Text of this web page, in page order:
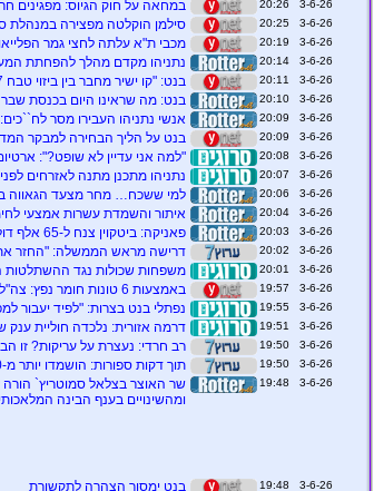
3-6-26 20:26 במחאה על חוק הגיוס: מפגינים
3-6-26 20:25 סילמן הוקלטה מפצירה במנהלת
3-6-26 20:19 מכבי ת"א עלתה לחצי גמר
3-6-26 20:14 נתניהו מקדם מהלך להפחתת המע``מ מ-18% ל-17% כבר
3-6-26 20:11 בנט: "קו ישיר מחבר בין ביזוי טבח 7 באוקטובר למה שראינו היום בכנסת"
3-6-26 20:10 בנט: מה שראינו היום בכנסת שבר
3-6-26 20:09 אנשי נתניהו העבירו מסר
3-6-26 20:09 בנט על הליך הבחירה למבקר
3-6-26 20:08 "למה אני עדיין לא שופט?":
3-6-26 20:07 נתניהו מתכנן מתנה לאזרחים
3-6-26 20:06 למי ששכח… מחר מצעד הגאווה
3-6-26 20:04 איתור והשמדת עשרות אמצעי לחימה:
3-6-26 20:03 פאניקה: ביטקוין צנח ל-65 אלף דולר, 1.8 מיליארד דולר נמחקו תוך שעות
3-6-26 20:02 דרישה מראש הממשלה: "החזר את
3-6-26 20:01 משפחות שכולות נגד ההשתלטות
3-6-26 19:57 באמצעות 6 טונות חומר נפץ: צה"ל השמיד יותר מ-20 תשתיות חיזבאללה בלבנון
3-6-26 19:55 נפתלי בנט בצרות: "לפיד יעבור
3-6-26 19:51 דרמה אזורית: נלכדה חוליית
3-6-26 19:50 רב חרדי: נעצרת על עריקות? זו
3-6-26 19:50 תוך דקות ספורות: הושמדו יותר מ-20 תשתיות טרור של חיזבאללה
3-6-26 19:48
שר האוצר בצלאל סמוטריץ`
ומהשינויים בענף הבינה
3-6-26 19:48 בנט ימסור הצהרה לתקשורת